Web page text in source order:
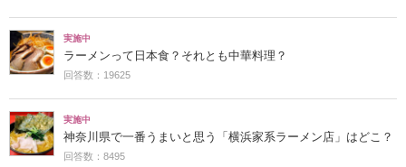
実施中
ラーメンって日本食？それとも中華料理？
回答数：19625
実施中
神奈川県で一番うまいと思う「横浜家系ラーメン店」はどこ？
回答数：8495